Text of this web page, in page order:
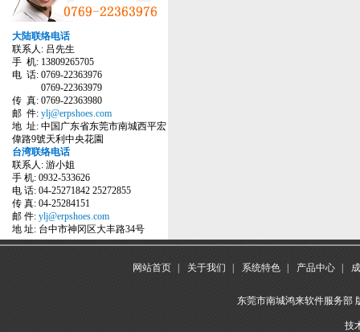
大陆联络电话
联系人: 吕先生
手 机: 13809265705
电 话: 0769-22363976
0769-22363979
传 真: 0769-22363980
邮 件: ylj@erpshoes.com
地 址: 中国广东省东莞市南城西平宏
偉路9號天利中央花園
台湾联络电话
联系人: 游小姐
手 机: 0932-533626
电 话: 04-25271842 25272855
传 真: 04-25284151
邮 件: ylj@erpshoes.com
地 址: 台中市神冈区大丰路34号
网站首页 关于我们 系统特色 产品中心
东莞市南城鸿来软件服务部
技